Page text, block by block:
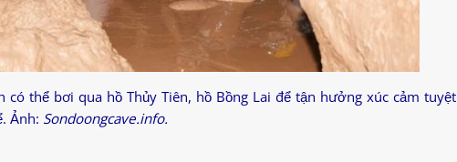
thể bơi qua hồ Thủy Tiên, hồ Bồng Lai để tận hưởng xúc cảm tuyệt
Ảnh: Sondoongcave.info.